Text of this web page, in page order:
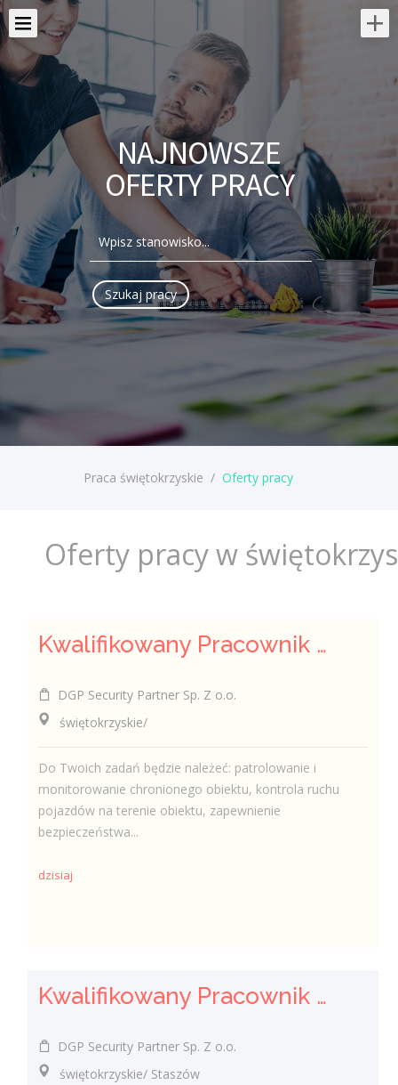
NAJNOWSZE
OFERTY PRACY
Praca świętokrzyskie / Oferty pracy
Oferty pracy w
Kwalifikowany Pracownik / Kwalifikowana Pracowniczka Ochrony
DGP Security Partner Sp. Z o.o.
świętokrzyskie/
Do Twoich zadań będzie należeć: patrolowanie i
monitorowanie chronionego obiektu, kontrola ruchu
pojazdów na terenie obiektu, zapewnienie
bezpieczeństwa...
dzisiaj
Kwalifikowany Pracownik / Kwalifikowana Pracowniczka Ochrony
DGP Security Partner Sp. Z o.o.
świętokrzyskie/ Staszów